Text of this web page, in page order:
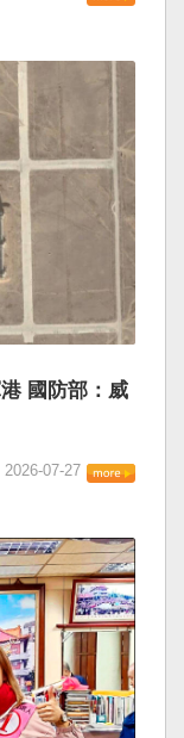
國防部：威
2026-07-27